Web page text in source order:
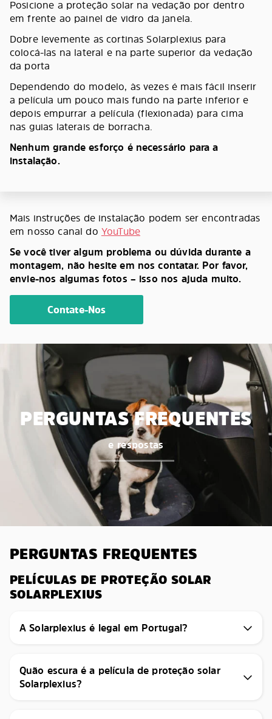
Posicione a proteção solar na vedação por dentro
em frente ao painel de vidro da janela.
Dobre levemente as cortinas Solarplexius para
colocá-las na lateral e na parte superior da vedação
da porta
Dependendo do modelo, às vezes é mais fácil inserir
a película um pouco mais fundo na parte inferior e
depois empurrar a película (flexionada) para cima
nas guias laterais de borracha.
Nenhum grande esforço é necessário para a
instalação.
Mais instruções de instalação podem ser encontradas
em nosso canal do YouTube
Se você tiver algum problema ou dúvida durante a
montagem, não hesite em nos contatar. Por favor,
envie-nos algumas fotos – isso nos ajuda muito.
Contate-Nos
PERGUNTAS FREQUENTES
e respostas
PERGUNTAS FREQUENTES
PELÍCULAS DE PROTEÇÃO SOLAR
SOLARPLEXIUS
A Solarplexius é legal em Portugal?
Quão escura é a película de proteção solar
Solarplexius?